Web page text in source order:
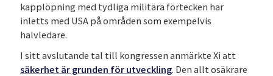
kapplöpning med tydliga militära förtecken har
inletts med USA på områden som exempelvis
halvledare.
I sitt avslutande tal till kongressen anmärkte Xi att
säkerhet är grunden för utveckling. Den allt osäkrare